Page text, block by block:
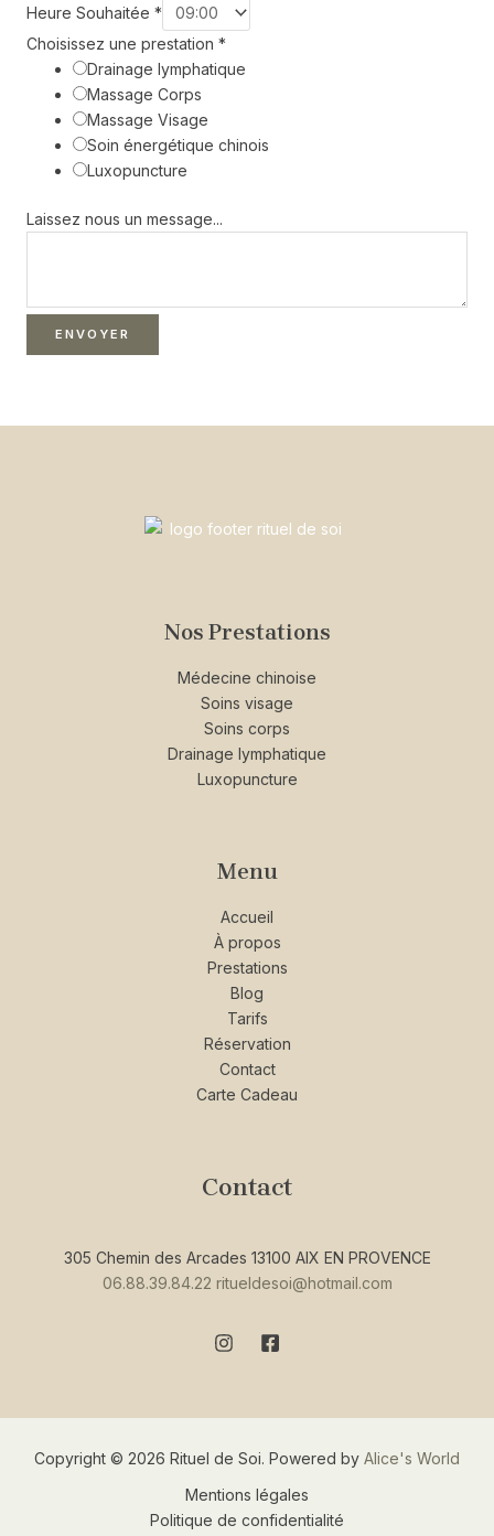
Heure Souhaitée *
Choisissez une prestation *
Drainage lymphatique
Massage Corps
Massage Visage
Soin énergétique chinois
Luxopuncture
Laissez nous un message...
ENVOYER
Nos Prestations
Médecine chinoise
Soins visage
Soins corps
Drainage lymphatique
Luxopuncture
Menu
Accueil
À propos
Prestations
Blog
Tarifs
Réservation
Contact
Carte Cadeau
Contact
305 Chemin des Arcades 13100 AIX EN PROVENCE
06.88.39.84.22 ritueldesoi@hotmail.com
Copyright © 2026 Rituel de Soi. Powered by Alice's World
Mentions légales
Politique de confidentialité